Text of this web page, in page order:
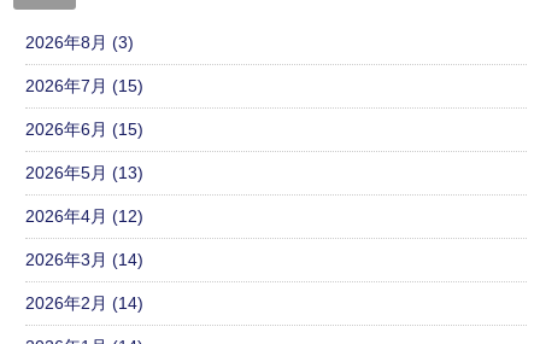
2026年8月 (3)
2026年7月 (15)
2026年6月 (15)
2026年5月 (13)
2026年4月 (12)
2026年3月 (14)
2026年2月 (14)